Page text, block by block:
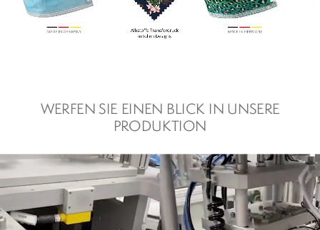
WERFEN SIE EINEN BLICK IN UNSERE
PRODUKTION